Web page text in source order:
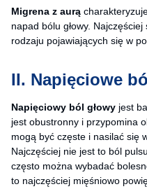
Migrena z aurą
napad bólu głowy.
rodzaju pojawiających się w
II. Napięciowe
Napięciowy ból głowy jest
jest obustronny i przypomina
mogą być częste i nasilać się
Najczęściej nie jest to ból
często można wybadać
to najczęściej mięśniowo